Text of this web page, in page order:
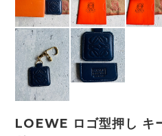
LOEWE ロゴ型押し キ